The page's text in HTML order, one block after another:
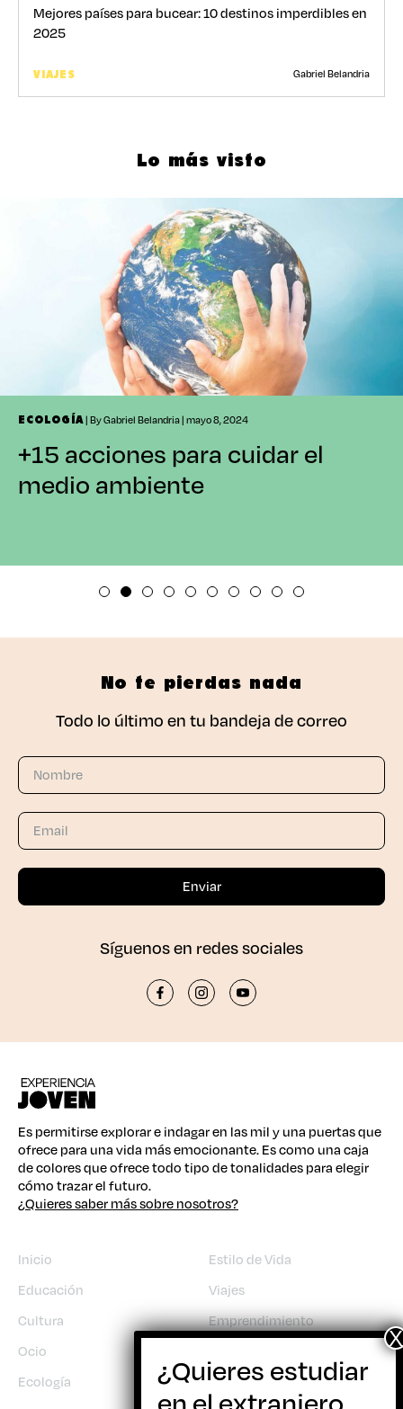
Mejores países para bucear: 10 destinos imperdibles en
2025
VIAJES Gabriel Belandria
Lo más visto
ECOLOGÍA| By Gabriel Belandria | mayo 8, 2024
+15 acciones para cuidar el
medio ambiente
No te pierdas nada
Todo lo último en tu bandeja de correo
Síguenos en redes sociales
Es permitirse explorar e indagar en las mil y una puertas que
ofrece para una vida más emocionante. Es como una caja
de colores que ofrece todo tipo de tonalidades para elegir
cómo trazar el futuro.
¿Quieres saber más sobre nosotros?
Inicio
Educación
Cultura
Ocio
Ecología
Estilo de Vida
Viajes
Emprendimiento